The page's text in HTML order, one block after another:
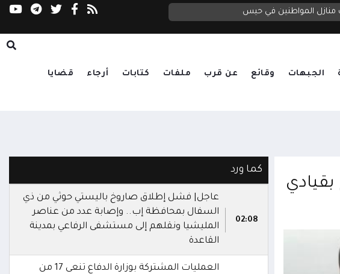
منازل المواطنين في حيس
الجبهات وقائع عن قرب ملفات كتابات أرجاء قضايا
كما ورد
02:08
عاجل| فشل إطلاق صاروخ باليستي حوثي من ذي
السفال بمحافظة إب.. وإصابة عدد من عناصر
المليشيا ونقلهم إلى مستشفى الرفاعي بمدينة
القاعدة
العمليات المشتركة بوزارة الدفاع تنعى 17 من